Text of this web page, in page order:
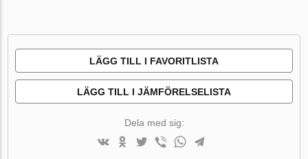
LÄGG TILL I FAVORITLISTA
LÄGG TILL I JÄMFÖRELSELISTA
Dela med sig: